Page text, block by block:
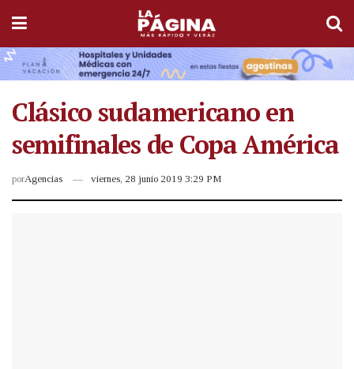
Clásico sudamericano en
semifinales de Copa América
porAgencias viernes, 28 junio 2019 3:29 PM